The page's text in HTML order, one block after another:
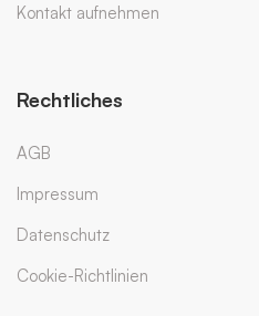
Kontakt aufnehmen
Rechtliches
AGB
Impressum
Datenschutz
Cookie-Richtlinien